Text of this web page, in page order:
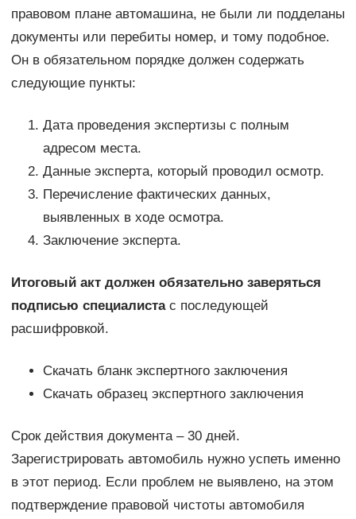
правовом плане автомашина, не были ли подделаны
документы или перебиты номер, и тому подобное.
Он в обязательном порядке должен содержать
следующие пункты:
Дата проведения экспертизы с полным
адресом места.
Данные эксперта, который проводил осмотр.
Перечисление фактических данных,
выявленных в ходе осмотра.
Заключение эксперта.
Итоговый акт должен обязательно заверяться
подписью специалистас последующей
расшифровкой.
Скачать бланк экспертного заключения
Скачать образец экспертного заключения
Срок действия документа – 30 дней.
Зарегистрировать автомобиль нужно успеть именно
в этот период. Если проблем не выявлено, на этом
подтверждение правовой чистоты автомобиля